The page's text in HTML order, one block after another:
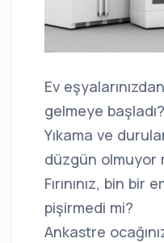
Ev
gelmeye başladı?
Yıkama ve
düzgün olmuyor
Fırınınız, bin bir
pişirmedi mi?
Ankastre